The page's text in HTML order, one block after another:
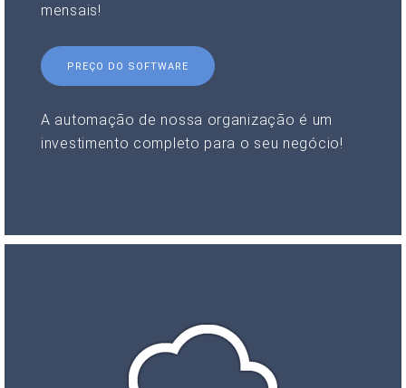
mensais!
PREÇO DO SOFTWARE
A automação de nossa organização é um
investimento completo para o seu negócio!